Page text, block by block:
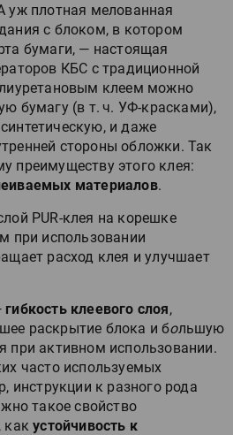
уж плотная мелованная
с блоком, в котором
бумаги, — настоящая
КБС с традиционной
клеем можно
бумагу (в т. ч. УФ-красками),
и даже
стороны обложки. Так
преимуществу этого клея:
материалов.
PUR-клея на корешке
при использовании
расход клея и улучшает
гибкость клеевого слоя,
раскрытие блока и большую
при активном использовании.
часто используемых
инструкции к разного рода
такое свойство
какустойчивость к